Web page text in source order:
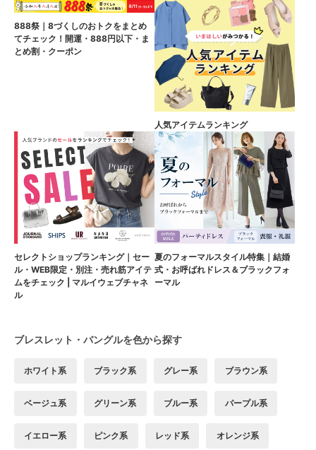
888祭｜8づくしのおトクをまとめ
てチェック！開運・888円以下・ま
とめ割・クーポン
人気アイテムランキング
セレクトショップランキング｜セー
ル・WEB限定・別注・売れ筋アイテ
ムをチェック | マルイウェブチャネ
ル
夏のフォーマルスタイル特集｜結婚
式・お呼ばれドレス＆ブラックフォ
ーマル
ブレスレット・バングルを色から探す
ホワイト系 ブラック系 グレー系 ブラウン系
ベージュ系 グリーン系 ブルー系 パープル系
イエロー系 ピンク系 レッド系 オレンジ系